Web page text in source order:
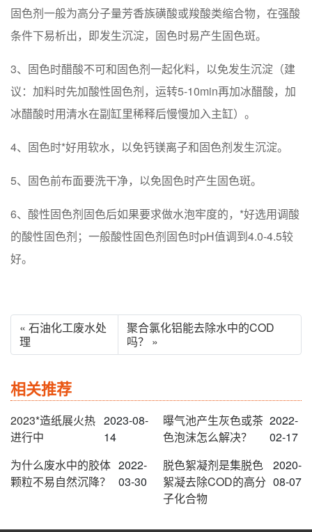
固色剂一般为高分子量芳香族磺酸或羧酸类缩合物，在强酸
条件下易析出，即发生沉淀，固色时易产生固色斑。
3、固色时醋酸不可和固色剂一起化料，以免发生沉淀（建
议：加料时先加酸性固色剂，运转5-10min再加冰醋酸，加
冰醋酸时用清水在副缸里稀释后慢慢加入主缸）。
4、固色时*好用软水，以免钙镁离子和固色剂发生沉淀。
5、固色前布面要洗干净，以免固色时产生固色斑。
6、酸性固色剂固色后如果要求做水泡牢度的，*好选用调酸
的酸性固色剂；一般酸性固色剂固色时pH值调到4.0-4.5较
好。
« 石油化工废水处
理
聚合氯化铝能去除水中的COD
吗？ »
相关推荐
2023*造纸展火热
进行中
2023-08-
14
曝气池产生灰色或茶
色泡沫怎么解决？
2022-
02-17
为什么废水中的胶体
颗粒不易自然沉降？
2022-
03-30
脱色絮凝剂是集脱色
絮凝去除COD的高分
子化合物
2020-
08-07